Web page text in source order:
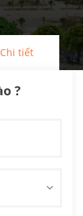
Chi tiết
?